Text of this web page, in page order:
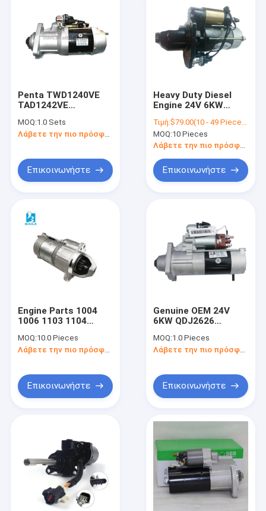
προϊόντα
Σχετικά με εμάς
Μηχανή εκκίνησης γεννήτριας
Ηλεκτρικός κινητήρας εκκίνησης
Μηχανή αυτοεκκίνησης
Συστατικά του κινητήρα εκκίνησης
Μίζα κινητήρα ντίζελ
Penta TWD1240VE
TAD1242VE
Starter Motor
TWD1240VE
TWD1240VE
TAD1242VE
MOQ:1.0 Sets
Λάβετε την πιο πρόσφατη τιμή
Επικοινωνήστε
Heavy Duty Diesel
Engine 24V 6KW
Starter Diesel Engine
M93R3014SE
0001100158 Electric
Τιμή:$79.00(10 - 49 Pieces) $78.00(>=50 Pieces)
MOQ:10 Pieces
Λάβετε την πιο πρόσφατη τιμή
Επικοινωνήστε
Engine Parts 1004
1006 1103 1104
3KW 12V 2873K632
Starter Motor Car
MOQ:10.0 Pieces
Λάβετε την πιο πρόσφατη τιμή
Επικοινωνήστε
Genuine OEM 24V
6KW QDJ2626
Motor For Cummins
Diesel Engine 6BT
MOQ:1.0 Pieces
Επικοινωνήστε